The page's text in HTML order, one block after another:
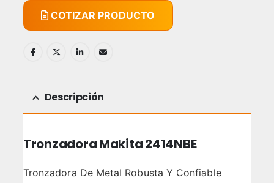
COTIZAR PRODUCTO
Descripción
Tronzadora Makita 2414NBE
Tronzadora De Metal Robusta Y Confiable